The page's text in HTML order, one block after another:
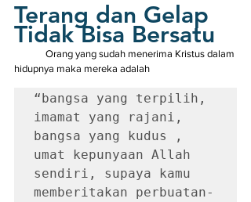
Terang dan Gelap
Tidak Bisa Bersatu
hidupnya maka mereka adalah
“bangsa yang terpilih,
imamat yang rajani,
bangsa yang kudus ,
umat kepunyaan Allah
sendiri, supaya kamu
memberitakan perbuatan-